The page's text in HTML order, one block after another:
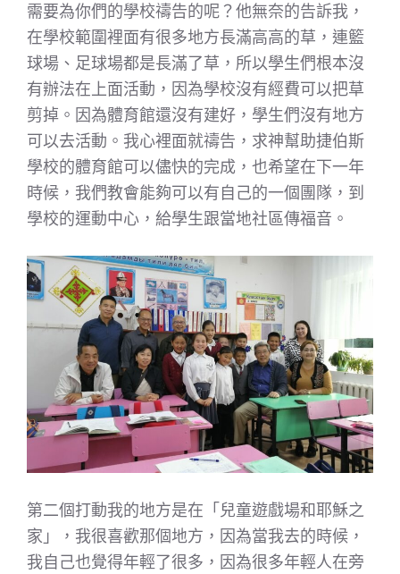
需要為你們的學校禱告的呢？他無奈的告訴我，
在學校範圍裡面有很多地方長滿高高的草，連籃
球場、足球場都是長滿了草，所以學生們根本沒
有辦法在上面活動，因為學校沒有經費可以把草
剪掉。因為體育館還沒有建好，學生們沒有地方
可以去活動。我心裡面就禱告，求神幫助捷伯斯
學校的體育館可以儘快的完成，也希望在下一年
時候，我們教會能夠可以有自己的一個團隊，到
學校的運動中心，給學生跟當地社區傳福音。
第二個打動我的地方是在「兒童遊戲場和耶穌之
家」，我很喜歡那個地方，因為當我去的時候，
我自己也覺得年輕了很多，因為很多年輕人在旁